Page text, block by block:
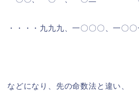
・・・・九九九、一〇〇〇、一〇
などになり、先の命数法と違い、